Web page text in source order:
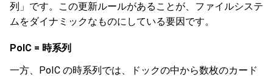
列」です。この更新ルールがあることが、ファイルシステ
ムをダイナミックなものにしている要因です。
PoIC = 時系列
一方、PoIC の時系列では、ドックの中から数枚のカード